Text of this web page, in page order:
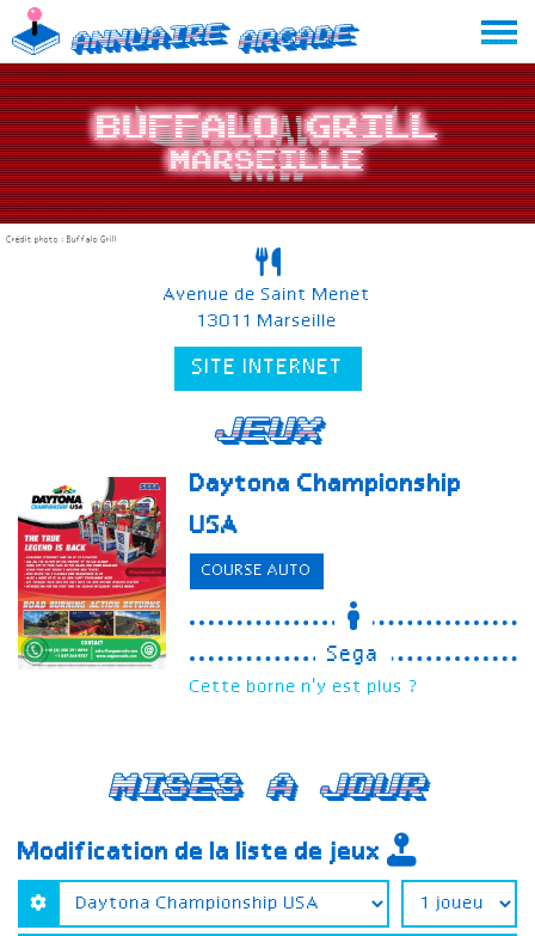
Skip
to
content
Annuaire Arcade
Buffalo Grill
Marseille
Crédit photo : Buffalo Grill
Avenue de Saint Menet
13011 Marseille
SITE INTERNET
Jeux
Daytona Championship
USA
COURSE AUTO
Sega
Cette borne n'y est plus ?
Mises a jour
Modification de la liste de jeux